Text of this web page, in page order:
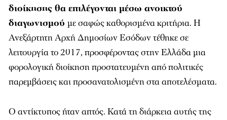
διοίκησης θα επιλέγονται μέσω ανοικτού
διαγωνισμού με σαφώς καθορισμένα κριτήρια. Η
Ανεξάρτητη Αρχή Δημοσίων Εσόδων τέθηκε σε
λειτουργία το 2017, προσφέροντας στην Ελλάδα μια
φορολογική διοίκηση προστατευμένη από πολιτικές
παρεμβάσεις και προσανατολισμένη στα αποτελέσματα.
Ο αντίκτυπος ήταν απτός. Κατά τη διάρκεια αυτής της